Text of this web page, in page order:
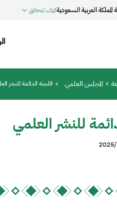
العربية السعوديةكيف تتحقق
المجلس العلمي اللجنة الدائمة للنشر
للنشر العلمي